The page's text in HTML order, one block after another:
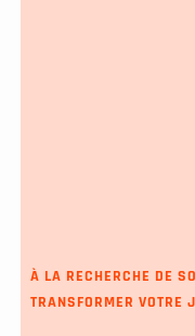
À LA RECHERCHE DE
TRANSFORMER VOTRE